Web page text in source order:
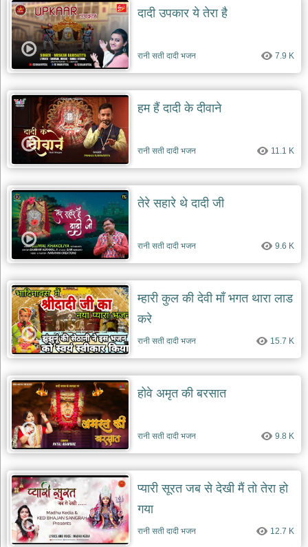
दादी उपकार ये तेरा है
रानी सती दादी भजन 7.9 K
हम हैं दादी के दीवाने
रानी सती दादी भजन 11.1 K
तेरे सहारे थे दादी जी
रानी सती दादी भजन 9.6 K
म्हारी कुल की देवी माँ भगत थारा लाड
करे
रानी सती दादी भजन 15.7 K
होवे अमृत की बरसात
रानी सती दादी भजन 9.8 K
प्यारी सूरत जब से देखी मैं तो तेरा हो
गया
रानी सती दादी भजन 12.7 K